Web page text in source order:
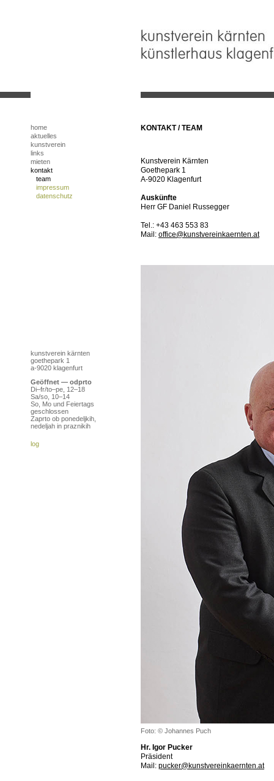
home
aktuelles
kunstverein
links
mieten
kontakt
team
impressum
datenschutz
kunstverein kärnten
goethepark 1
a-9020 klagenfurt
Geöffnet — odprto
Di–fr/to–pe, 12–18
Sa/so, 10–14
So, Mo und Feiertags
geschlossen
Zaprto ob ponedeljkih,
nedeljah in praznikih
log
KONTAKT / TEAM
Kunstverein Kärnten
Goethepark 1
A-9020 Klagenfurt
Auskünfte
Herr GF Daniel Russegger
Tel.: +43 463 553 83
Mail: office@kunstvereinkaernten.at
Foto: © Johannes Puch
Hr. Igor Pucker
Präsident
Mail: pucker@kunstvereinkaernten.at